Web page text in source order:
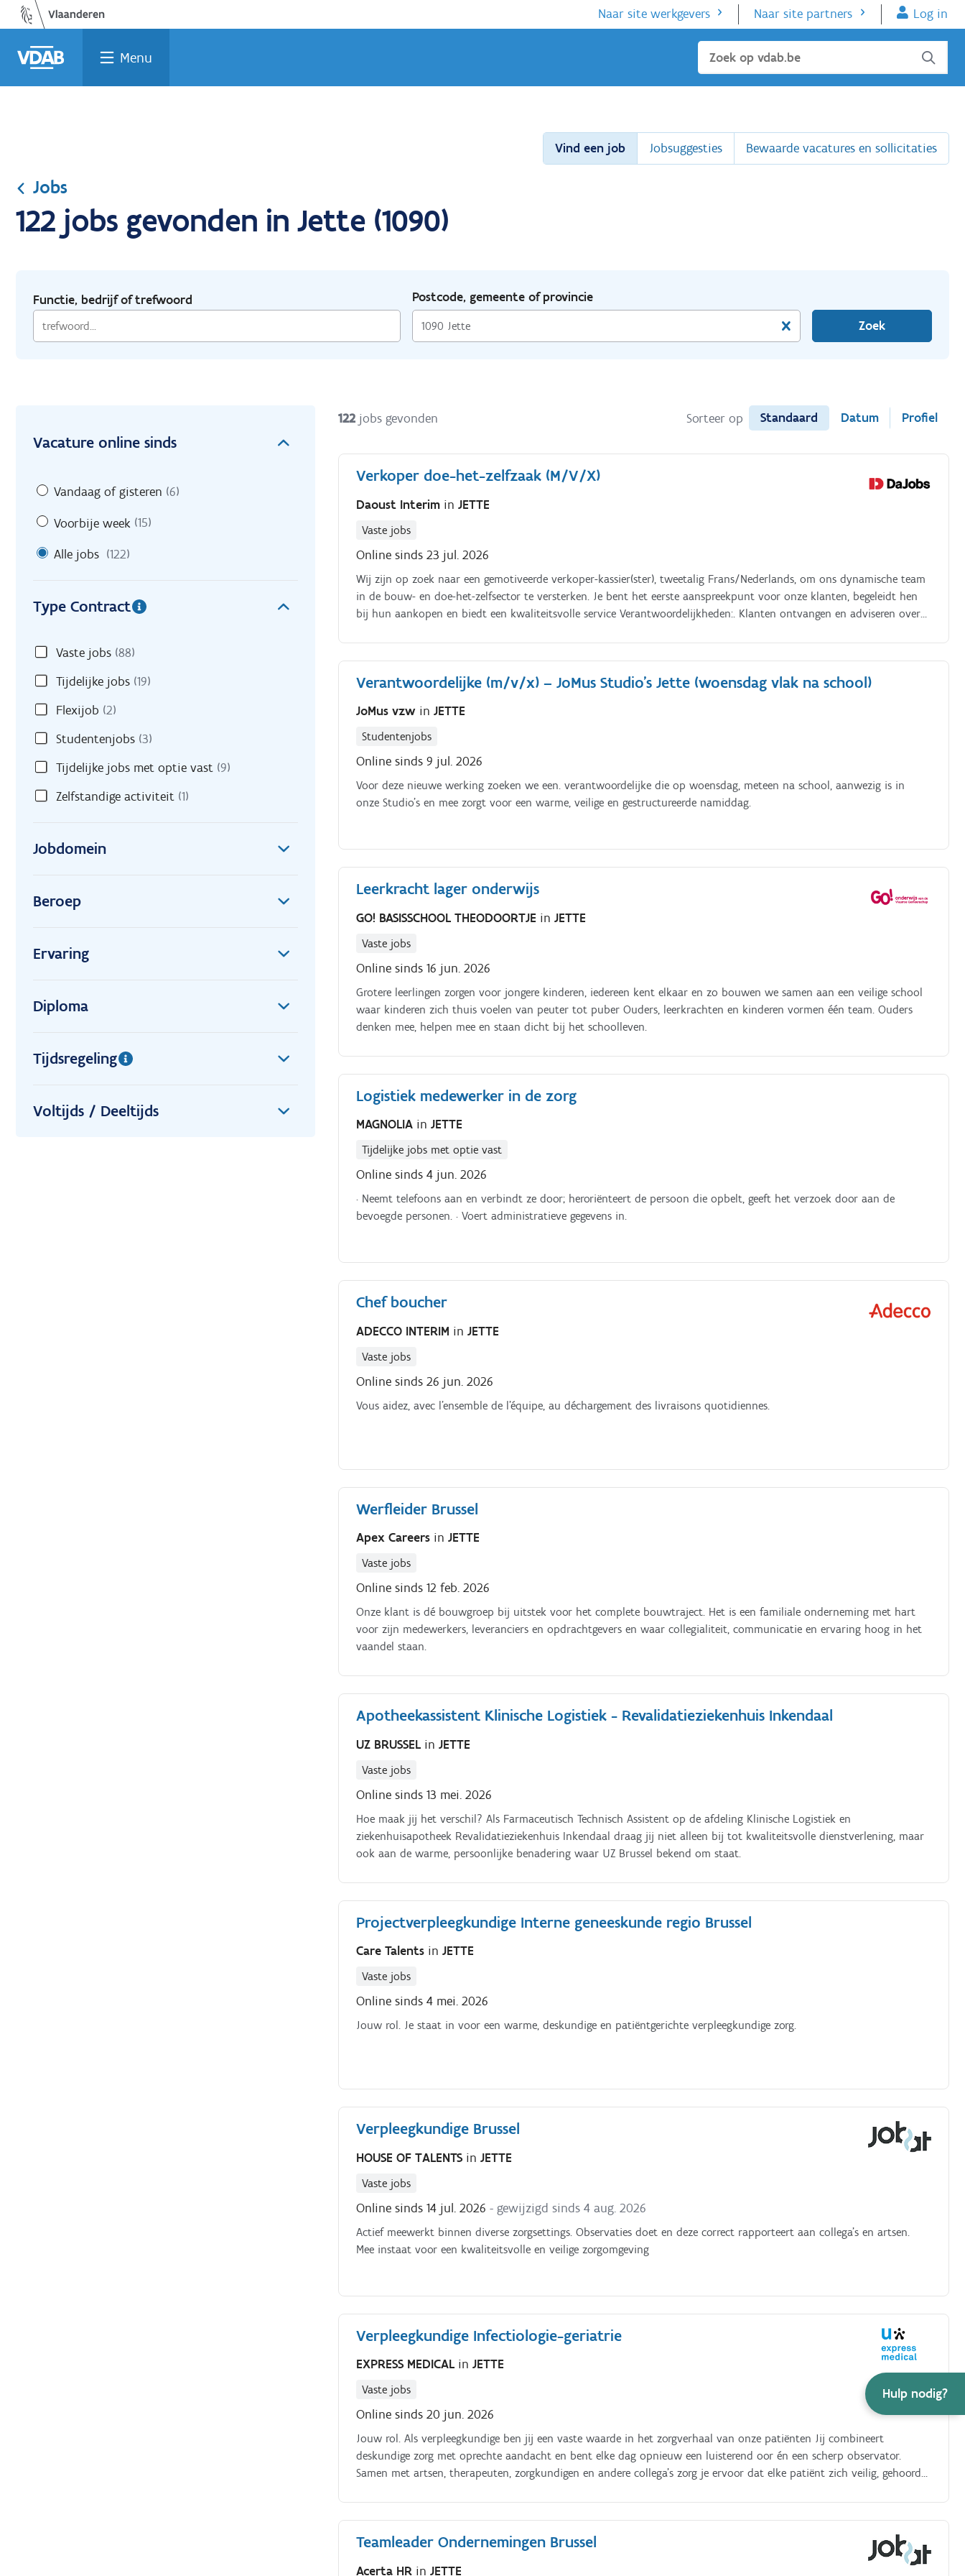
Ga
naar
de
inhoud
Vind
een
job
Vind
een
opleiding
Welke
job
past
bij
Terug
naar
home
Naar site werkgevers Naar site partners Log in
Menu Sluiten
Hulp nodig?
Vind een job Jobsuggesties Bewaarde vacatures en sollicitaties
Jobs
122 jobs gevonden in Jette (1090)
Functie, bedrijf of trefwoord
Postcode, gemeente of provincie
Zoek
Vacature online sinds
Vandaag of gisteren (6)
Voorbije week (15)
Alle jobs (122)
Type Contract
Vaste jobs (88)
Tijdelijke jobs (19)
Flexijob (2)
Studentenjobs (3)
Tijdelijke jobs met optie vast (9)
Zelfstandige activiteit (1)
Jobdomein
Beroep
Ervaring
Diploma
Tijdsregeling
Voltijds / Deeltijds
122 jobs gevonden Sorteer op Standaard Datum Profiel
Verkoper doe-het-zelfzaak (M/V/X)
Daoust Interim inJETTE
Vaste jobs
Online sinds 23 jul. 2026
Wij zijn op zoek naar een gemotiveerde verkoper-kassier(ster), tweetalig Frans/Nederlands, om ons dynamische team
in de bouw- en doe-het-zelfsector te versterken. Je bent het eerste aanspreekpunt voor onze klanten, begeleidt hen
bij hun aankopen en biedt een kwaliteitsvolle service Verantwoordelijkheden:. Klanten ontvangen en adviseren over
voor orde en een verzorgde presentatie van de winkel (rekken, voorraad en signalisatie) Vragen van klanten duidelijk
en professioneel beantwoorden in het Frans en Nederlands Meehelpen bij de ontvangst en het opbergen van
goederen Bijdragen aan het behalen van de verkoopdoelstellingen en een hoge klanttevredenheid
Verantwoordelijke (m/v/x) – JoMus Studio's Jette (woensdag vlak na school)
JoMus vzw inJETTE
Studentenjobs
Online sinds 9 jul. 2026
Voor deze nieuwe werking zoeken we een. verantwoordelijke die op woensdag, meteen na school, aanwezig is in
onze Studio's en mee zorgt voor een warme, veilige en gestructureerde namiddag.
Leerkracht lager onderwijs
GO! BASISSCHOOL THEODOORTJE inJETTE
Vaste jobs
Online sinds 16 jun. 2026
Grotere leerlingen zorgen voor jongere kinderen, iedereen kent elkaar en zo bouwen we samen aan een veilige school
waar kinderen zich thuis voelen van peuter tot puber Ouders, leerkrachten en kinderen vormen één team. Ouders
denken mee, helpen mee en staan dicht bij het schoolleven.
Logistiek medewerker in de zorg
MAGNOLIA inJETTE
Tijdelijke jobs met optie vast
Online sinds 4 jun. 2026
· Neemt telefoons aan en verbindt ze door; heroriënteert de persoon die opbelt, geeft het verzoek door aan de
bevoegde personen. · Voert administratieve gegevens in.
Chef boucher
ADECCO INTERIM inJETTE
Vaste jobs
Online sinds 26 jun. 2026
Vous aidez, avec l'ensemble de l'équipe, au déchargement des livraisons quotidiennes.
Werfleider Brussel
Apex Careers inJETTE
Vaste jobs
Online sinds 12 feb. 2026
Onze klant is dé bouwgroep bij uitstek voor het complete bouwtraject. Het is een familiale onderneming met hart
voor zijn medewerkers, leveranciers en opdrachtgevers en waar collegialiteit, communicatie en ervaring hoog in het
vaandel staan.
Apotheekassistent Klinische Logistiek - Revalidatieziekenhuis Inkendaal
UZ BRUSSEL inJETTE
Vaste jobs
Online sinds 13 mei. 2026
Hoe maak jij het verschil? Als Farmaceutisch Technisch Assistent op de afdeling Klinische Logistiek en
ziekenhuisapotheek Revalidatieziekenhuis Inkendaal draag jij niet alleen bij tot kwaliteitsvolle dienstverlening, maar
ook aan de warme, persoonlijke benadering waar UZ Brussel bekend om staat.
Projectverpleegkundige Interne geneeskunde regio Brussel
Care Talents inJETTE
Vaste jobs
Online sinds 4 mei. 2026
Jouw rol. Je staat in voor een warme, deskundige en patiëntgerichte verpleegkundige zorg.
Verpleegkundige Brussel
HOUSE OF TALENTS inJETTE
Vaste jobs
Online sinds 14 jul. 2026 - gewijzigd sinds 4 aug. 2026
Actief meewerkt binnen diverse zorgsettings. Observaties doet en deze correct rapporteert aan collega’s en artsen.
Mee instaat voor een kwaliteitsvolle en veilige zorgomgeving
Verpleegkundige Infectiologie-geriatrie
EXPRESS MEDICAL inJETTE
Vaste jobs
Online sinds 20 jun. 2026
Jouw rol. Als verpleegkundige ben jij een vaste waarde in het zorgverhaal van onze patiënten Jij combineert
deskundige zorg met oprechte aandacht en bent elke dag opnieuw een luisterend oor én een scherp observator.
Samen met artsen, therapeuten, zorgkundigen en andere collega's zorg je ervoor dat elke patiënt zich veilig, gehoord
volgt patiënten van dichtbij op, observeert hun gezondheidstoestand en speelt alert in op veranderingen Je voert
verpleegkundige handelingen uit volgens jouw bevoegdheden en staat patiënten en hun naasten bij met duidelijke
uitleg, ondersteuning en geruststelling Je draait volop mee in een modern, multidisciplinair team waar
samenwerking en overleg centraal staan Je draagt actief bij aan veilige, kwaliteitsvolle en warme zorg, aangepast aan
Teamleader Ondernemingen Brussel
Acerta HR inJETTE